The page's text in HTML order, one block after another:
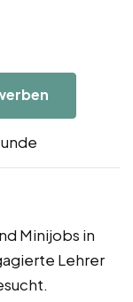
Minijobs in
Lehrer